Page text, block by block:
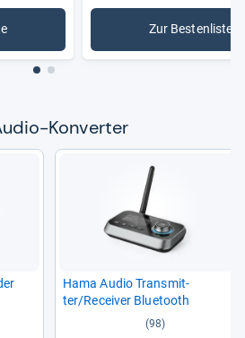
Konverter Zur Bestenliste
: Digital-
​Kon­ver­ter
Hama Audio Trans­mit­
ter/Recei­ver Blue­tooth
(98)